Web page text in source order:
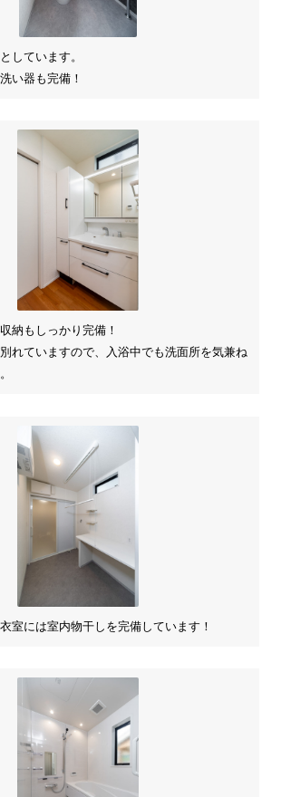
しています。
い器も完備！
納もしっかり完備！
れていますので、入浴中でも洗面所を気兼ね
室には室内物干しを完備しています！